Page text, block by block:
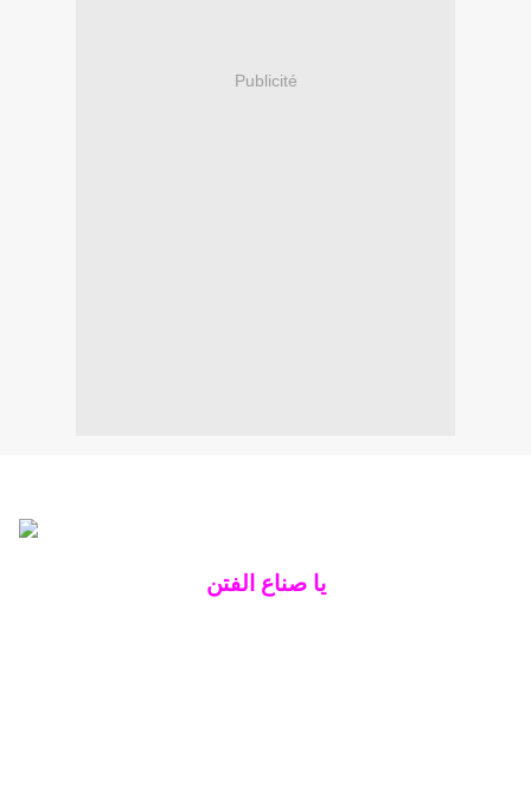
Publicité
يا صناع الفتن